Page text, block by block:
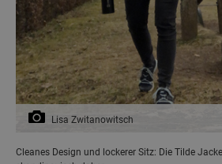
Lisa Zwitanowitsch
Cleanes Design und lockerer Sitz: Die Tilde